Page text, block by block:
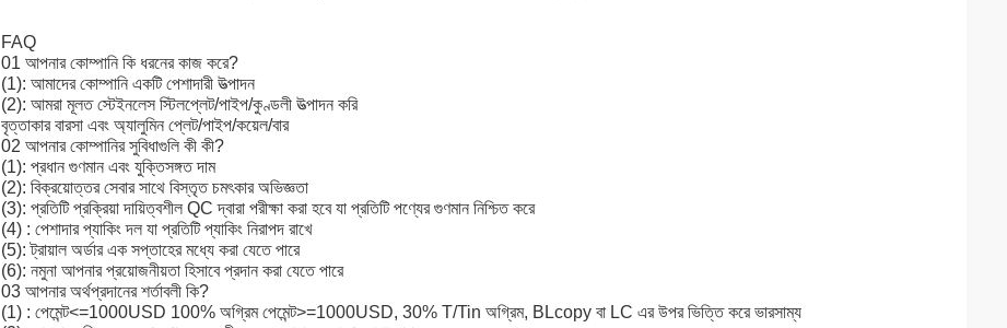
FAQ
01 আপনার কোম্পানি কি ধরনের কাজ করে?
(1): আমাদের কোম্পানি একটি পেশাদারী উত্পাদন
(2): আমরা মূলত স্টেইনলেস স্টিলপ্লেট/পাইপ/কুণ্ডলী উত্পাদন করি
বৃত্তাকার বারসা এবং অ্যালুমিন প্লেট/পাইপ/কয়েল/বার
02 আপনার কোম্পানির সুবিধাগুলি কী কী?
(1): প্রধান গুণমান এবং যুক্তিসঙ্গত দাম
(2): বিক্রয়োত্তর সেবার সাথে বিস্তৃত চমৎকার অভিজ্ঞতা
(3): প্রতিটি প্রক্রিয়া দায়িত্বশীল QC দ্বারা পরীক্ষা করা হবে যা প্রতিটি পণ্যের গুণমান নিশ্চিত করে
(4) : পেশাদার প্যাকিং দল যা প্রতিটি প্যাকিং নিরাপদ রাখে
(5): ট্রায়াল অর্ডার এক সপ্তাহের মধ্যে করা যেতে পারে
(6): নমুনা আপনার প্রয়োজনীয়তা হিসাবে প্রদান করা যেতে পারে
03 আপনার অর্থপ্রদানের শর্তাবলী কি?
(1) : পেমেন্ট<=1000USD 100% অগ্রিম পেমেন্ট>=1000USD, 30% T/Tin অগ্রিম, BLcopy বা LC এর উপর ভিত্তি করে ভারসাম্য